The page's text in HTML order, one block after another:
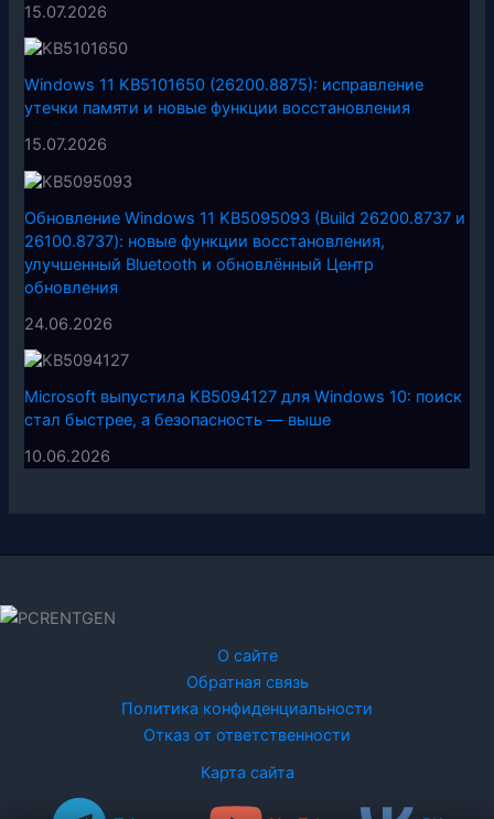
15.07.2026
Windows 11 KB5101650 (26200.8875): исправление
утечки памяти и новые функции восстановления
15.07.2026
Обновление Windows 11 KB5095093 (Build 26200.8737 и
26100.8737): новые функции восстановления,
улучшенный Bluetooth и обновлённый Центр
обновления
24.06.2026
Microsoft выпустила KB5094127 для Windows 10: поиск
стал быстрее, а безопасность — выше
10.06.2026
О сайте
Обратная связь
Политика конфиденциальности
Отказ от ответственности
Карта сайта